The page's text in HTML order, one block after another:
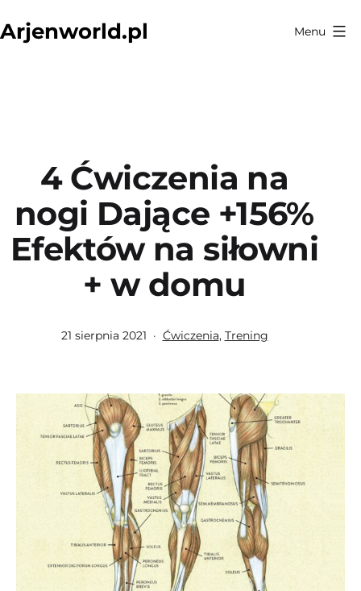
do
Arjenworld.pl Menu
4 Ćwiczenia na
nogi Dające +156%
Efektów na siłowni
+ w domu
Opublikowano
21 sierpnia 2021
Umieszczono
Ćwiczenia, Trening